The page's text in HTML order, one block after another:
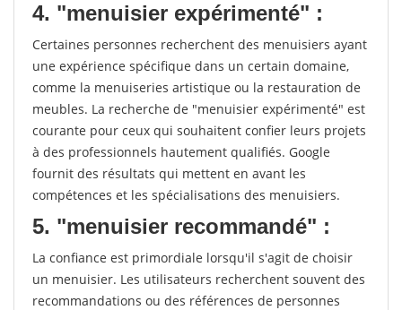
4. "menuisier expérimenté" :
Certaines personnes recherchent des menuisiers ayant
une expérience spécifique dans un certain domaine,
comme la menuiseries artistique ou la restauration de
meubles. La recherche de "menuisier expérimenté" est
courante pour ceux qui souhaitent confier leurs projets
à des professionnels hautement qualifiés. Google
fournit des résultats qui mettent en avant les
compétences et les spécialisations des menuisiers.
5. "menuisier recommandé" :
La confiance est primordiale lorsqu'il s'agit de choisir
un menuisier. Les utilisateurs recherchent souvent des
recommandations ou des références de personnes